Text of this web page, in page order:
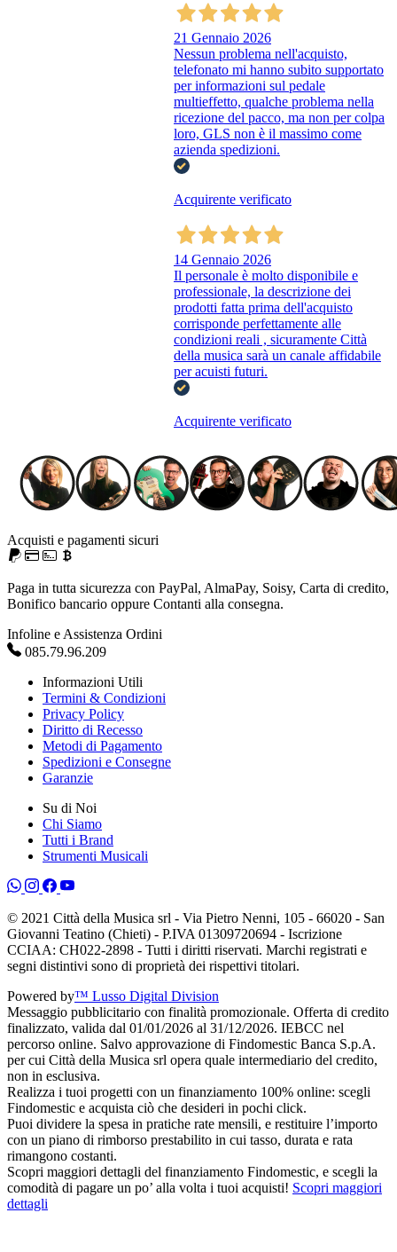
21 Gennaio 2026
Nessun problema nell'acquisto,
telefonato mi hanno subito supportato
per informazioni sul pedale
multieffetto, qualche problema nella
ricezione del pacco, ma non per colpa
loro, GLS non è il massimo come
azienda spedizioni.
Acquirente verificato
14 Gennaio 2026
Il personale è molto disponibile e
professionale, la descrizione dei
prodotti fatta prima dell'acquisto
corrisponde perfettamente alle
condizioni reali , sicuramente Città
della musica sarà un canale affidabile
per acuisti futuri.
Acquirente verificato
Acquisti e pagamenti sicuri
Paga in tutta sicurezza con PayPal, AlmaPay, Soisy, Carta di credito,
Bonifico bancario oppure Contanti alla consegna.
Infoline e Assistenza Ordini
085.79.96.209
Informazioni Utili
Termini & Condizioni
Privacy Policy
Diritto di Recesso
Metodi di Pagamento
Spedizioni e Consegne
Garanzie
Su di Noi
Chi Siamo
Tutti i Brand
Strumenti Musicali
© 2021 Città della Musica srl - Via Pietro Nenni, 105 - 66020 - San
Giovanni Teatino (Chieti) - P.IVA 01309720694 - Iscrizione
CCIAA: CH022-2898 - Tutti i diritti riservati. Marchi registrati e
segni distintivi sono di proprietà dei rispettivi titolari.
Powered by™ Lusso Digital Division
Messaggio pubblicitario con finalità promozionale. Offerta di credito
finalizzato, valida dal 01/01/2026 al 31/12/2026. IEBCC nel
percorso online. Salvo approvazione di Findomestic Banca S.p.A.
per cui Città della Musica srl opera quale intermediario del credito,
non in esclusiva.
Realizza i tuoi progetti con un finanziamento 100% online: scegli
Findomestic e acquista ciò che desideri in pochi click.
Puoi dividere la spesa in pratiche rate mensili, e restituire l’importo
con un piano di rimborso prestabilito in cui tasso, durata e rata
rimangono costanti.
Scopri maggiori dettagli del finanziamento Findomestic, e scegli la
comodità di pagare un po’ alla volta i tuoi acquisti! Scopri maggiori
dettagli